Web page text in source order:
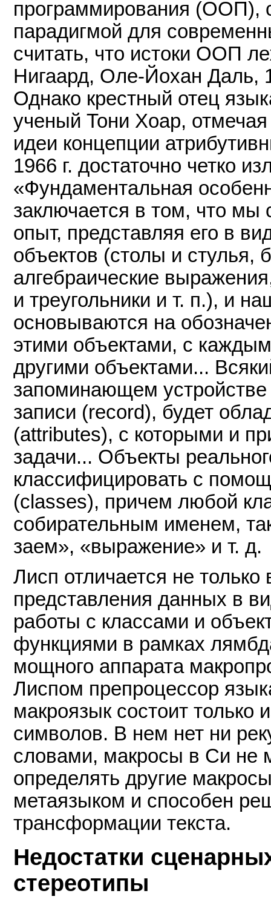
программирования (ООП),
парадигмой для
считать, что истоки ООП
Нигаард, Оле-Йохан Даль,
Однако крестный отец
ученый Тони Хоар,
идеи концепции
1966 г. достаточно четко
«Фундаментальная
заключается в том, что мы
опыт, представляя его в
объектов (столы и стулья,
алгебраические
и треугольники и т. п.), и
основываются на
этими объектами, с
другими объектами...
запоминающем
записи (record), будет
(attributes), с которыми и
задачи... Объекты
классифицировать с
(classes), причем любой
собирательным именем,
заем», «выражение» и т. д.
Лисп отличается не
представления данных в
работы с классами и
функциями в рамках
мощного аппарата
Лиспом препроцессор
макроязык состоит только
символов. В нем нет ни
словами, макросы в Си не
определять другие
метаязыком и способен
трансформации текста.
Недостатки
стереотипы